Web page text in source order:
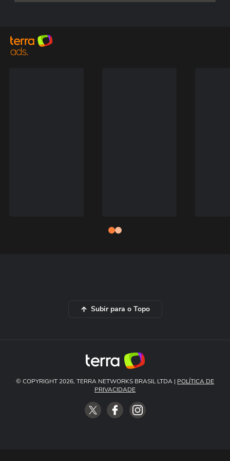
Subir para o Topo
© COPYRIGHT 2026, TERRA NETWORKS BRASIL LTDA | POLÍTICA DE
PRIVACIDADE